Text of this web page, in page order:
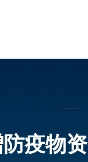
疫物资